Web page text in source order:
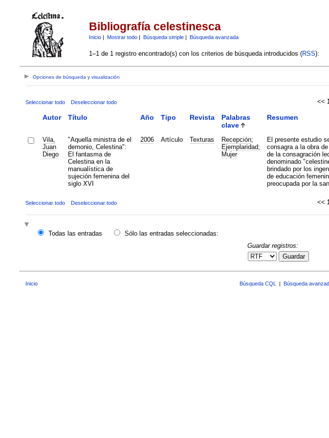
Bibliografía celestinesca
Inicio| Mostrar todo| Búsqueda simple| Búsqueda avanzada
1–1 de 1 registro encontrado(s) con los criterios de búsqueda introducidos (RSS):
Opciones de búsqueda y visualización
Seleccionar todo Deseleccionar todo <<
Autor Título Año Tipo Revista
Palabras
clave
Resumen
Vila,
Juan
Diego
"Aquella ministra de el
demonio, Celestina":
El fantasma de
Celestina en la
manualística de
sujeción femenina del
siglo XVI
2006 Artículo Texturas Recepción;
Ejemplaridad;
Mujer
El presente estudio
consagra a la obra
de la consagración
denominado
brindado por los
de educación
preocupada por la
Seleccionar todo Deseleccionar todo <<
Todas las entradas
Sólo las entradas seleccionadas:
Guardar registros:
Guardar
Inicio Búsqueda CQL Búsqueda